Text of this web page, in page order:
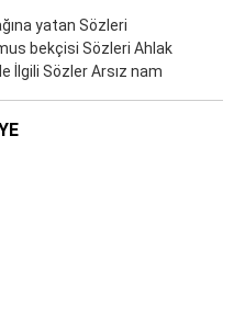
yatan Sözleri
bekçisi Sözleri Ahlak
İlgili Sözler Arsız nam